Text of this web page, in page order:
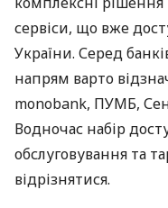
сервіси, що вже
України. Серед
напрям варто
monobank, ПУМБ,
Водночас набір
обслуговування та
відрізнятися.